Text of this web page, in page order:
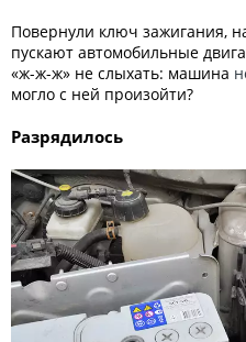
Повернули ключ зажигания,
пускают автомобильные
«ж-ж-ж» не слыхать: машина
могло с ней произойти?
Разрядилось